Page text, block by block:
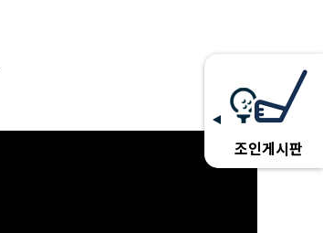
조인게시판